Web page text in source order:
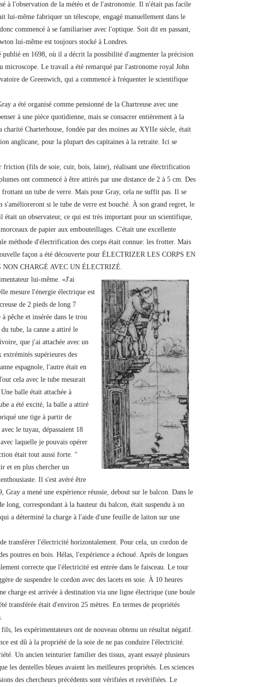
à l'observation de la météo et de l'astronomie. Il n'était pas facile
lui-même fabriquer un télescope, engagé manuellement dans le
commencé à se familiariser avec l'optique. Soit dit en passant,
lui-même est toujours stocké à Londres.
en 1698, où il a décrit la possibilité d'augmenter la précision
microscope. Le travail a été remarqué par l'astronome royal John
de Greenwich, qui a commencé à fréquenter le scientifique
a été organisé comme pensionné de la Chartreuse avec une
à une pièce quotidienne, mais se consacrer entièrement à la
charité Charterhouse, fondée par des moines au XYIIe siècle, était
anglicane, pour la plupart des capitaines à la retraite. Ici se
friction (fils de soie, cuir, bois, laine), réalisant une électrification
ont commencé à être attirés par une distance de 2 à 5 cm. Des
frottant un tube de verre. Mais pour Gray, cela ne suffit pas. Il se
s'amélioreront si le tube de verre est bouché. À son grand regret, le
était un observateur, ce qui est très important pour un scientifique,
de papier aux embouteillages. C'était une excellente
méthode d'électrification des corps était connue: les frotter. Mais
façon a été découverte pour ÉLECTRIZER LES CORPS EN
CHARGÉ AVEC UN ÉLECTRIZÉ.
lui-même. «J'ai
mesure l'énergie électrique est
de 2 pieds de long 7
pêche et insérée dans le trou
tube, la canne a attiré le
que j'ai attachée avec un
supérieures des
espagnole, l'autre était en
cela avec le tube mesurait
balle était attachée à
a été excité, la balle a attiré
une tige à partir de
le tuyau, dépassaient 18
laquelle je pouvais opérer
était tout aussi forte. "
et en plus chercher un
Il s'est avéré être
Gray a mené une expérience réussie, debout sur le balcon. Dans le
long, correspondant à la hauteur du balcon, était suspendu à un
a déterminé la charge à l'aide d'une feuille de laiton sur une
transférer l'électricité horizontalement. Pour cela, un cordon de
poutres en bois. Hélas, l'expérience a échoué. Après de longues
correcte que l'électricité est entrée dans le faisceau. Le tour
de suspendre le cordon avec des lacets en soie. À 10 heures
charge est arrivée à destination via une ligne électrique (une boule
transférée était d'environ 25 mètres. En termes de propriétés
les expérimentateurs ont de nouveau obtenu un résultat négatif.
est dû à la propriété de la soie de ne pas conduire l'électricité.
Un ancien teinturier familier des tissus, ayant essayé plusieurs
les dentelles bleues avaient les meilleures propriétés. Les sciences
des chercheurs précédents sont vérifiées et revérifiées. Le